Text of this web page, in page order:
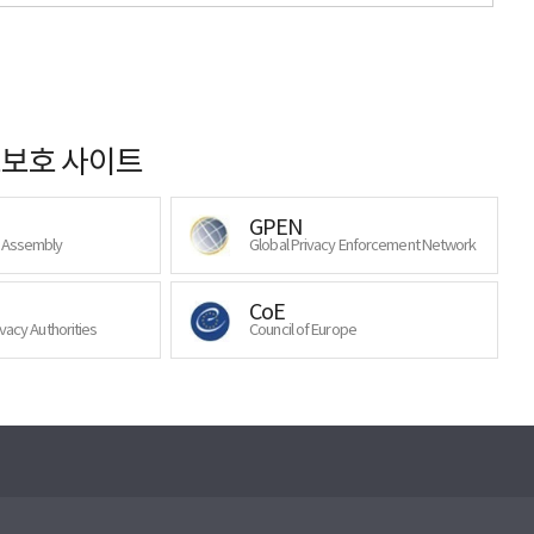
호 사이트
GPEN
Global Privacy Enforcement Network
Authorities
CoE
Council of Europe